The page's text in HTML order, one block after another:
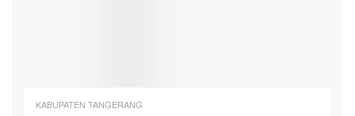
KABUPATEN TANGERANG